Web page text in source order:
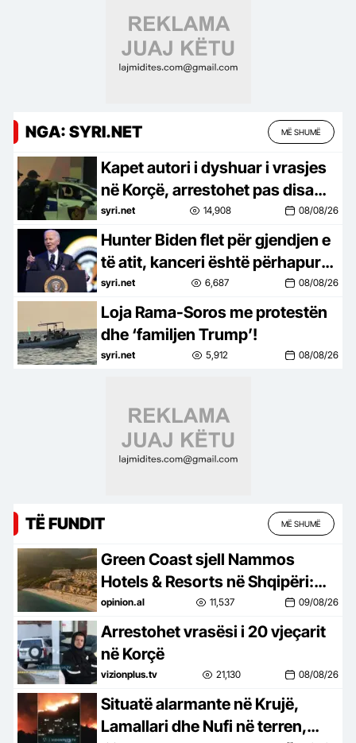
NGA: SYRI.NET MË SHUMË
Kapet autori i dyshuar i vrasjes
në Korçë, arrestohet pas disa
orësh kërkime
syri.net 14,908 08/08/26
Hunter Biden flet për gjendjen e
të atit, kanceri është përhapur
në kocka
syri.net 6,687 08/08/26
Loja Rama-Soros me protestën
dhe ‘familjen Trump’!
syri.net 5,912 08/08/26
TË FUNDIT MË SHUMË
Green Coast sjell Nammos
Hotels & Resorts në Shqipëri:
Destinacion i ri lifestyle
opinion.al 11,537 09/08/26
Arrestohet vrasësi i 20 vjeçarit
në Korçë
vizionplus.tv 21,130 08/08/26
Situatë alarmante në Krujë,
Lamallari dhe Nufi në terren,